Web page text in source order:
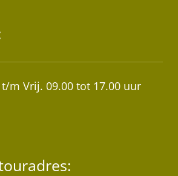
m Vrij. 09.00 tot 17.00 uur